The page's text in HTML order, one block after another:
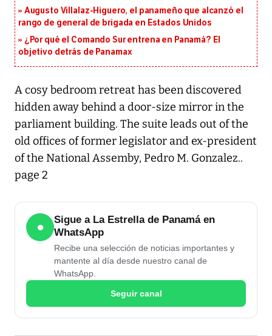
Augusto Villalaz-Higuero, el panameño que alcanzó el
rango de general de brigada en Estados Unidos
¿Por qué el Comando Sur entrena en Panamá? El
objetivo detrás de Panamax
A cosy bedroom retreat has been discovered
hidden away behind a door-size mirror in the
parliament building. The suite leads out of the
old offices of former legislator and ex-president
of the National Assemby, Pedro M. Gonzalez..
page 2
●
Sigue a La Estrella de Panamá en
WhatsApp
Recibe una selección de noticias importantes y
mantente al día desde nuestro canal de
WhatsApp.
Seguir canal